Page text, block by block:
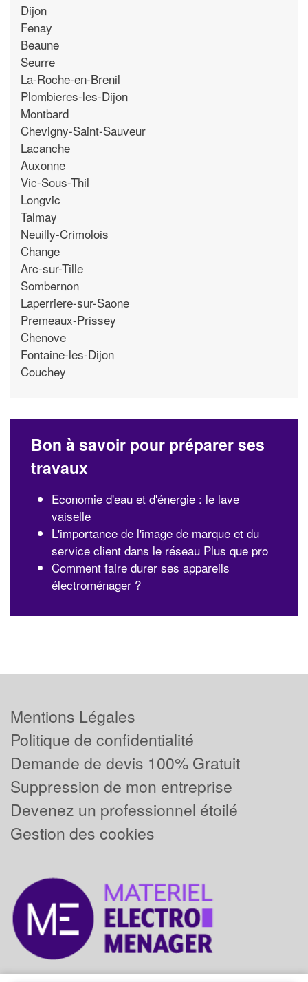
Dijon
Fenay
Beaune
Seurre
La-Roche-en-Brenil
Plombieres-les-Dijon
Montbard
Chevigny-Saint-Sauveur
Lacanche
Auxonne
Vic-Sous-Thil
Longvic
Talmay
Neuilly-Crimolois
Change
Arc-sur-Tille
Sombernon
Laperriere-sur-Saone
Premeaux-Prissey
Chenove
Fontaine-les-Dijon
Couchey
Bon à savoir pour préparer ses
travaux
Economie d'eau et d'énergie : le lave
vaiselle
L'importance de l'image de marque et du
service client dans le réseau Plus que pro
Comment faire durer ses appareils
électroménager ?
Mentions Légales
Politique de confidentialité
Demande de devis 100% Gratuit
Suppression de mon entreprise
Devenez un professionnel étoilé
Gestion des cookies